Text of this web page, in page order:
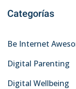
c
r
Categorías
Be Internet
Digital Parenting
Digital Wellbeing